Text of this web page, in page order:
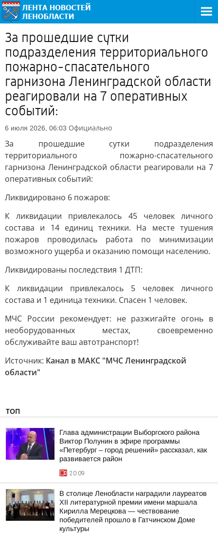
За прошедшие сутки
подразделения территориального
пожарно-спасательного
гарнизона Ленинградской области
реагировали на 7 оперативных
событий:
6 июля 2026, 06:03 Официально
За прошедшие сутки подразделения
территориального пожарно-спасательного
гарнизона Ленинградской области реагировали на 7
оперативных событий:
Ликвидировано 6 пожаров:
К ликвидации привлекалось 45 человек личного
состава и 14 единиц техники. На месте тушения
пожаров проводилась работа по минимизации
возможного ущерба и оказанию помощи населению.
Ликвидированы последствия 1 ДТП:
К ликвидации привлекалось 5 человек личного
состава и 1 единица техники. Спасен 1 человек.
МЧС России рекомендует: не разжигайте огонь в
необорудованных местах, своевременно
обслуживайте ваш автотранспорт!
Источник: Канал в МАКС "МЧС Ленинградской
области"
ТОП
Глава администрации Выборгского района
Виктор Полунин в эфире программы
«Петербург – город решений» рассказал, как
развивается район
20:09
В столице Ленобласти наградили лауреатов
XII литературной премии имени маршала
Кирилла Мерецкова — чествование
победителей прошло в Гатчинском Доме
культуры